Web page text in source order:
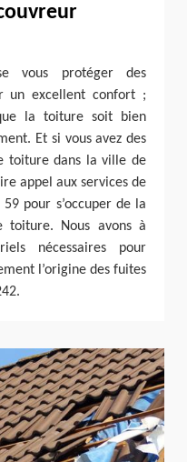
vous protéger des
un excellent confort ;
la toiture soit bien
Et si vous avez des
toiture dans la ville de
appel aux services de
pour s’occuper de la
toiture. Nous avons à
nécessaires pour
l’origine des fuites